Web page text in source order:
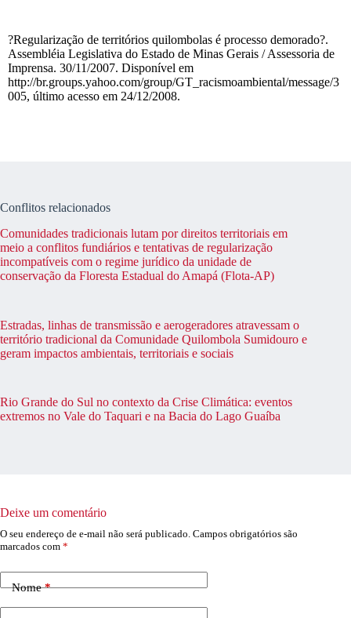
?Regularização de territórios quilombolas é processo demorado?.
Assembléia Legislativa do Estado de Minas Gerais / Assessoria de
Imprensa. 30/11/2007. Disponível em
http://br.groups.yahoo.com/group/GT_racismoambiental/message/3
005, último acesso em 24/12/2008.
Conflitos relacionados
Comunidades tradicionais lutam por direitos territoriais em
meio a conflitos fundiários e tentativas de regularização
incompatíveis com o regime jurídico da unidade de
conservação da Floresta Estadual do Amapá (Flota-AP)
Estradas, linhas de transmissão e aerogeradores atravessam o
território tradicional da Comunidade Quilombola Sumidouro e
geram impactos ambientais, territoriais e sociais
Rio Grande do Sul no contexto da Crise Climática: eventos
extremos no Vale do Taquari e na Bacia do Lago Guaíba
Deixe um comentário
O seu endereço de e-mail não será publicado. Campos obrigatórios são
marcados com *
Nome*